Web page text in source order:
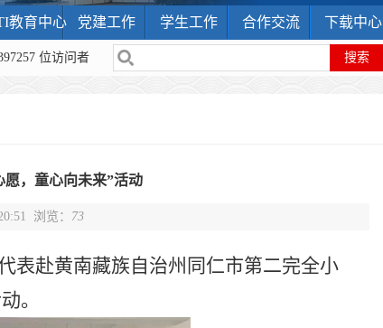
教育中心 党建工作 学生工作 合作交流 下载中心
位访问者
，童心向未来”活动
浏览： 73
表赴黄南藏族自治州同仁市第二完全小
。